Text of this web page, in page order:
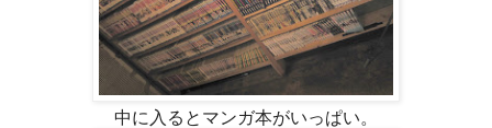
中に入るとマンガ本がいっぱい。